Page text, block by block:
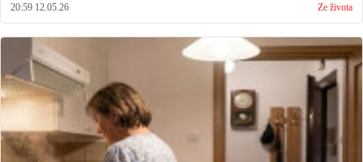
20:59 12.05.26 Ze života